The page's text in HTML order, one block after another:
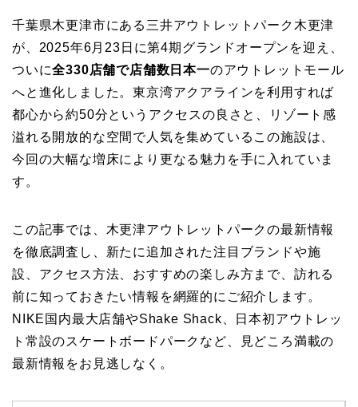
千葉県木更津市にある三井アウトレットパーク木更津
が、2025年6月23日に第4期グランドオープンを迎え、
ついに全330店舗で店舗数日本一のアウトレットモール
へと進化しました。東京湾アクアラインを利用すれば
都心から約50分というアクセスの良さと、リゾート感
溢れる開放的な空間で人気を集めているこの施設は、
今回の大幅な増床により更なる魅力を手に入れていま
す。
この記事では、木更津アウトレットパークの最新情報
を徹底調査し、新たに追加された注目ブランドや施
設、アクセス方法、おすすめの楽しみ方まで、訪れる
前に知っておきたい情報を網羅的にご紹介します。
NIKE国内最大店舗やShake Shack、日本初アウトレッ
ト常設のスケートボードパークなど、見どころ満載の
最新情報をお見逃しなく。